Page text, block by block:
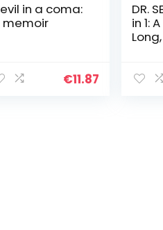
in a coma:
memoir
€11.87
DR.
in 1: